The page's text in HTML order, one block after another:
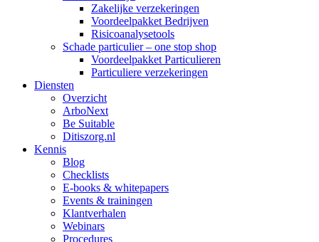
Zakelijke verzekeringen
Voordeelpakket Bedrijven
Risicoanalysetools
Schade particulier – one stop shop
Voordeelpakket Particulieren
Particuliere verzekeringen
Diensten
Overzicht
ArboNext
Be Suitable
Ditiszorg.nl
Kennis
Blog
Checklists
E-books & whitepapers
Events & trainingen
Klantverhalen
Webinars
Procedures